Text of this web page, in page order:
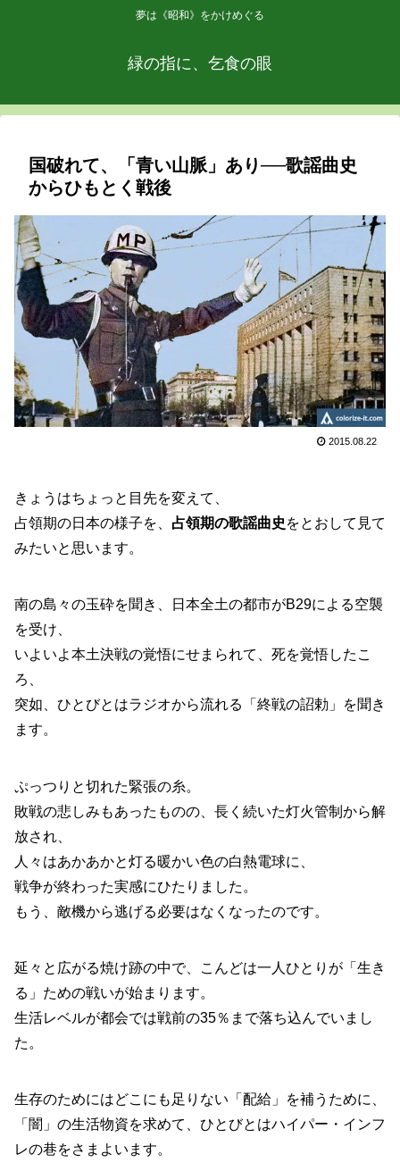
夢は《昭和》をかけめぐる
緑の指に、乞食の眼
国破れて、「青い山脈」あり──歌謡曲史
からひもとく戦後
2015.08.22
きょうはちょっと目先を変えて、
占領期の日本の様子を、 占領期の歌謡曲史 をとおして見て
みたいと思います。
南の島々の玉砕を聞き、日本全土の都市がB29による空襲
を受け、
いよいよ本土決戦の覚悟にせまられて、死を覚悟したこ
ろ、
突如、ひとびとはラジオから流れる「終戦の詔勅」を聞き
ます。
ぷっつりと切れた緊張の糸。
敗戦の悲しみもあったものの、長く続いた灯火管制から解
放され、
人々はあかあかと灯る暖かい色の白熱電球に、
戦争が終わった実感にひたりました。
もう、敵機から逃げる必要はなくなったのです。
延々と広がる焼け跡の中で、こんどは一人ひとりが「生き
る」ための戦いが始まります。
生活レベルが都会では戦前の35％まで落ち込んでいまし
た。
生存のためにはどこにも足りない「配給」を補うために、
「闇」の生活物資を求めて、ひとびとはハイパー・インフ
レの巷をさまよいます。